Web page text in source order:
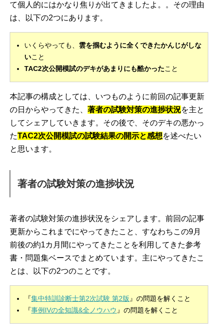
て個人的にはかなり焦りが出てきましたよ。。その理由
は、以下の2つにあります。
いくらやっても、 雲を掴むように全くできたかんじがしな
いこと
TAC2次公開模試のデキがあまりにも酷かったこと
本記事の構成としては、いつものように前回の記事更新
の日からやってきた、 著者の試験対策の進捗状況を主と
してシェアしていきます。その後で、そのデキの悪かっ
たTAC2次公開模試の試験結果の開示と感想を述べたい
と思います。
著者の試験対策の進捗状況
著者の試験対策の進捗状況をシェアします。前回の記事
更新からこれまでにやってきたこと、すなわちこの9月
前後の約1カ月間にやってきたことを利用してきた参考
書・問題集ベースでまとめています。主にやってきたこ
とは、以下の2つのことです。
『集中特訓診断士第2次試験 第2版 』の問題を解くこと
『事例IVの全知識&全ノウハウ 』の問題を解くこと